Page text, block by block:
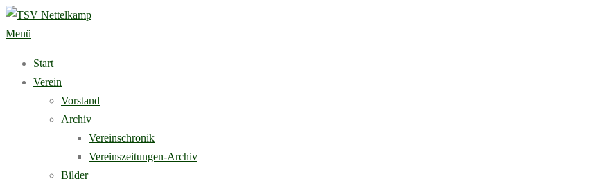
Zum
Inhalt
Menü
Start
Verein
Vorstand
Archiv
Vereinschronik
Vereinszeitungen-Archiv
Bilder